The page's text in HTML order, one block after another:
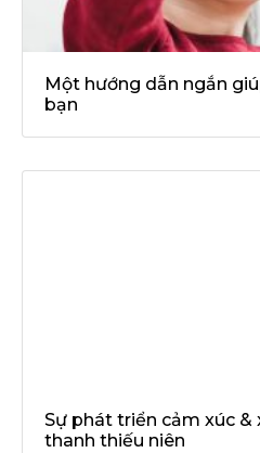
Một hướng dẫn ngắn
bạn
Sự phát triển cảm xúc &
thanh thiếu niên